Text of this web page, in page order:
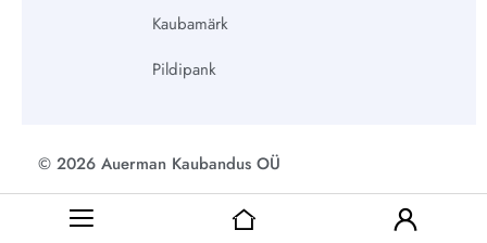
Kaubamärk
Pildipank
© 2026 Auerman Kaubandus OÜ